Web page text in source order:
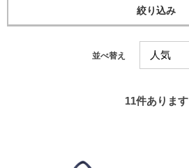
絞り込み
並べ替え
11件あります